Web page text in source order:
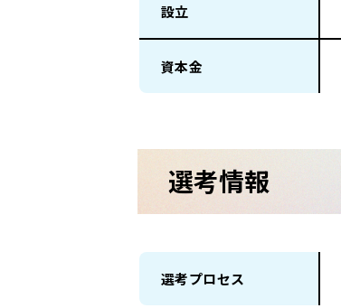
設立
資本金
選考情報
選考プロセス